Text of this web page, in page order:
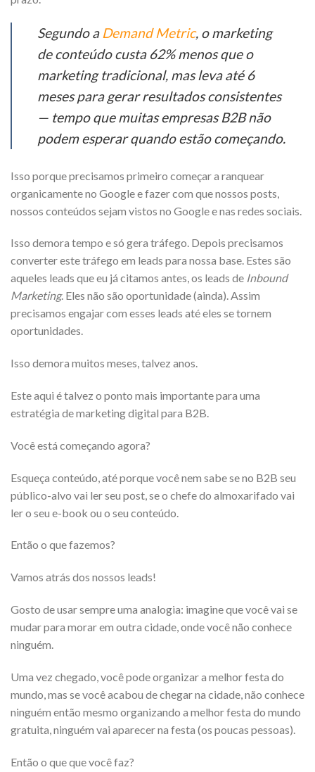
Segundo a Demand Metric, o marketing
de conteúdo custa 62% menos que o
marketing tradicional, mas leva até 6
meses para gerar resultados consistentes
— tempo que muitas empresas B2B não
podem esperar quando estão começando.
Isso porque precisamos primeiro começar a ranquear
organicamente no Google e fazer com que nossos posts,
nossos conteúdos sejam vistos no Google e nas redes sociais.
Isso demora tempo e só gera tráfego. Depois precisamos
converter este tráfego em leads para nossa base. Estes são
aqueles leads que eu já citamos antes, os leads de Inbound
Marketing. Eles não são oportunidade (ainda). Assim
precisamos engajar com esses leads até eles se tornem
oportunidades.
Isso demora muitos meses, talvez anos.
Este aqui é talvez o ponto mais importante para uma
estratégia de marketing digital para B2B.
Você está começando agora?
Esqueça conteúdo, até porque você nem sabe se no B2B seu
público-alvo vai ler seu post, se o chefe do almoxarifado vai
ler o seu e-book ou o seu conteúdo.
Então o que fazemos?
Vamos atrás dos nossos leads!
Gosto de usar sempre uma analogia: imagine que você vai se
mudar para morar em outra cidade, onde você não conhece
ninguém.
Uma vez chegado, você pode organizar a melhor festa do
mundo, mas se você acabou de chegar na cidade, não conhece
ninguém então mesmo organizando a melhor festa do mundo
gratuita, ninguém vai aparecer na festa (os poucas pessoas).
Então o que que você faz?